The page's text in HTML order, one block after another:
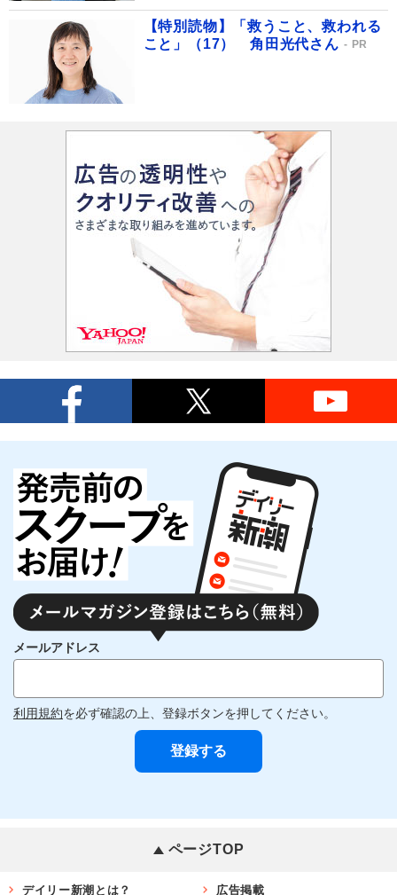
【特別読物】「救うこと、救われる
こと」（17） 角田光代さん
PR
メールアドレス
利用規約を必ず確認の上、登録ボタンを押してください。
ページTOP
デイリー新潮とは？ 広告掲載